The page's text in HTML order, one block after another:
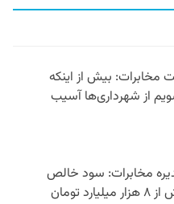
مخابرات: بیش از اینکه
از شهرداری‌ها آسیب
مخابرات: سود خالص
مخابرات به بیش از ۸ هزار میلیارد تومان